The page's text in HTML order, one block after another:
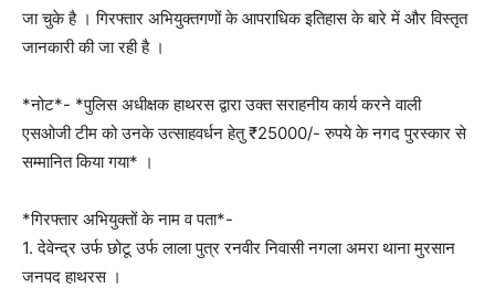
जा चुके है । गिरफ्तार अभियुक्तगणों के आपराधिक इतिहास के बारे में और विस्तृत
जानकारी की जा रही है ।
*नोट*- *पुलिस अधीक्षक हाथरस द्वारा उक्त सराहनीय कार्य करने वाली
एसओजी टीम को उनके उत्साहवर्धन हेतु ₹25000/- रुपये के नगद पुरस्कार से
सम्मानित किया गया* ।
*गिरफ्तार अभियुक्तों के नाम व पता*-
1. देवेन्द्र उर्फ छोटू उर्फ लाला पुत्र रनवीर निवासी नगला अमरा थाना मुरसान
जनपद हाथरस ।